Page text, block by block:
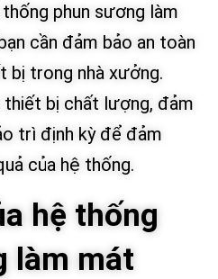
phun sương làm
cần đảm bảo an toàn
bị trong nhà xưởng.
thiết bị chất lượng, đảm
trì định kỳ để đảm
của hệ thống.
hệ thống
làm mát